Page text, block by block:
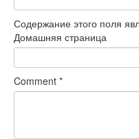
Содержание этого поля
Домашняя страница
Comment *